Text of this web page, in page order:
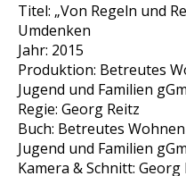
Titel: „Von Regeln und
Umdenken
Jahr: 2015
Produktion: Betreutes
Jugend und Familien
Regie: Georg Reitz
Buch: Betreutes
Jugend und Familien
Kamera & Schnitt: Georg